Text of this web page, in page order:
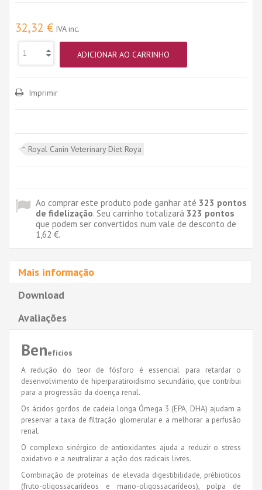
32,32 € IVA inc.
ADICIONAR AO CARRINHO
Imprimir
Royal Canin Veterinary Diet Roya
Ao comprar este produto pode ganhar até 323 pontos
de fidelização. Seu carrinho totalizará 323 pontos
que podem ser convertidos num vale de desconto de
1,62 €.
Mais informação
Download
Avaliações
Benefícios
A redução do teor de fósforo é essencial para retardar o
desenvolvimento de hiperparatiroidismo secundário, que contribui
para a progressão da doença renal.
Os ácidos gordos de cadeia longa Ómega 3 (EPA, DHA) ajudam a
preservar a taxa de filtração glomerular e a melhorar a perfusão
renal.
O complexo sinérgico de antioxidantes ajuda a reduzir o stress
oxidativo e a neutralizar a ação dos radicais livres.
Combinação de proteínas de elevada digestibilidade, prébioticos
(fruto-oligossacarídeos e mano-oligossacarídeos), polpa de